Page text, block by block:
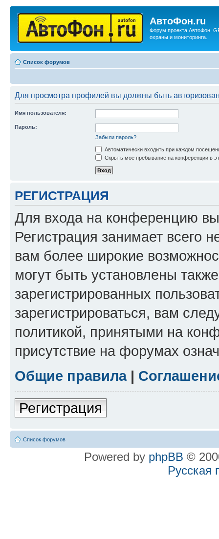
АвтоФон.ru
Форум проекта АвтоФон.
охраны и мониторинга.
Список форумов
Для просмотра профилей вы должны быть
Имя пользователя:
Пароль:
Забыли пароль?
Автоматически входить при каждом
Скрыть моё пребывание на конференции в
РЕГИСТРАЦИЯ
Для входа на конференцию
Регистрация занимает всего
вам более широкие
могут быть установлены
зарегистрированных
зарегистрироваться, вам
политикой, принятыми на
присутствие на форумах
Общие правила|
Регистрация
Список форумов
Powered by phpBB ©
Русская